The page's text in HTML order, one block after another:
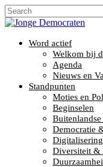
Word actief
Welkom bij
Agenda
Nieuws en
Standpunten
Moties en
Beginselen
Democratie
Diversiteit &